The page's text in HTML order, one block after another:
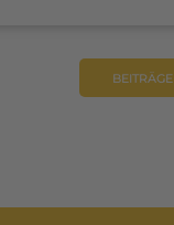
BEITRÄGE